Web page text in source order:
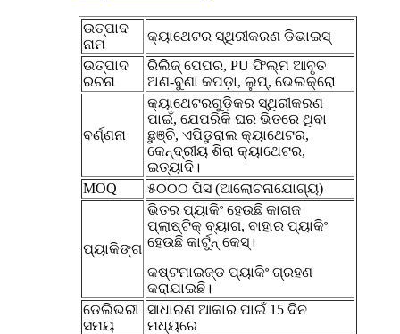
ଉତ୍ପାଦ
ନାମ
କ୍ୟାଥେଟର ସ୍ଥିରୀକରଣ ଡିଭାଇସ୍
ଉତ୍ପାଦ
ରଚନା
ରିଲିଜ୍ ପେପର, PU ଫିଲ୍ମ ଆବୃତ
ଅଣ-ବୁଣା କପଡ଼ା, ଲୁପ୍, ଭେଲକ୍ରୋ
ବର୍ଣ୍ଣନା
କ୍ୟାଥେଟରଗୁଡ଼ିକର ସ୍ଥିରୀକରଣ
ପାଇଁ, ଯେପରିକି ଘର ଭିତରେ ଥିବା
ଛୁଞ୍ଚି, ଏପିଡୁରାଲ କ୍ୟାଥେଟର,
କେନ୍ଦ୍ରୀୟ ଶିରା କ୍ୟାଥେଟର,
ଇତ୍ୟାଦି।
MOQ
୫୦୦୦ ପିସ (ଆଲୋଚନାଯୋଗ୍ୟ)
ପ୍ୟାକିଙ୍ଗ
ଭିତର ପ୍ୟାକିଂ ହେଉଛି କାଗଜ
ପ୍ଲାଷ୍ଟିକ୍ ବ୍ୟାଗ, ବାହାର ପ୍ୟାକିଂ
ହେଉଛି କାର୍ଟୁନ୍ କେସ୍।
କଷ୍ଟମାଇଜ୍ଡ ପ୍ୟାକିଂ ଗ୍ରହଣ
କରାଯାଇଛି।
ଡେଲିଭରୀ
ସମୟ
ସାଧାରଣ ଆକାର ପାଇଁ 15 ଦିନ
ମଧ୍ୟରେ